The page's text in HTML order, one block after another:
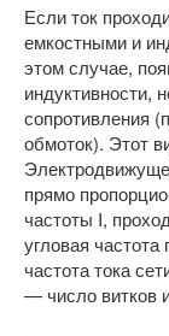
Если ток
емкостными и
этом случае,
индуктивности,
сопротивления
обмоток). Этот
прямо
частоты I,
угловая
частота тока
— число витков